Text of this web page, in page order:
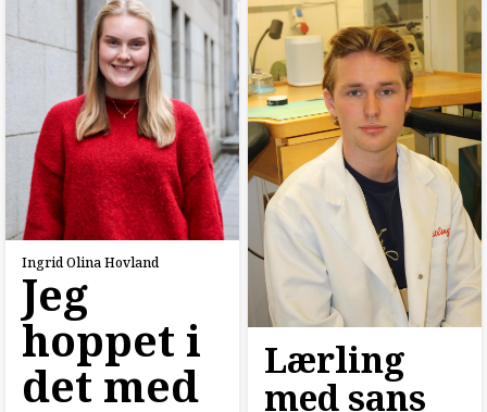
Ingrid Olina Hovland
Jeg
hoppet i
det med
Lærling
med sans